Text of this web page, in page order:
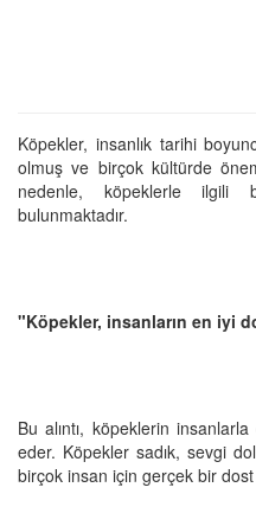
Köpekler, insanlık tarihi
olmuş ve birçok kültürde
nedenle, köpeklerle
bulunmaktadır.
"Köpekler, insanların en iyi
Bu alıntı, köpeklerin
eder. Köpekler sadık, sevgi
birçok insan için gerçek bir